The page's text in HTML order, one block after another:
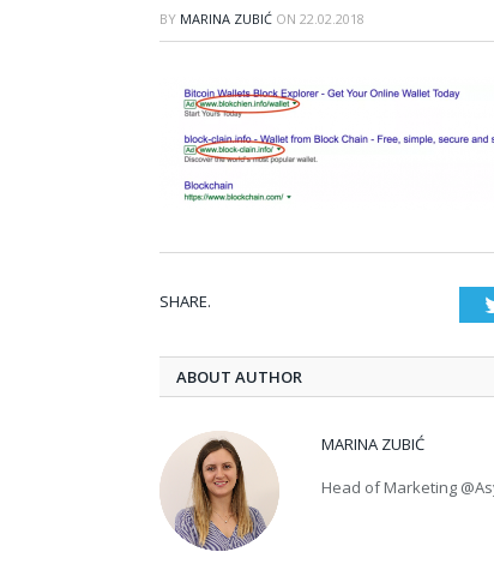
BY MARINA ZUBIĆ ON 22.02.2018
SHARE.
ABOUT AUTHOR
MARINA ZUBIĆ
Head of Marketing